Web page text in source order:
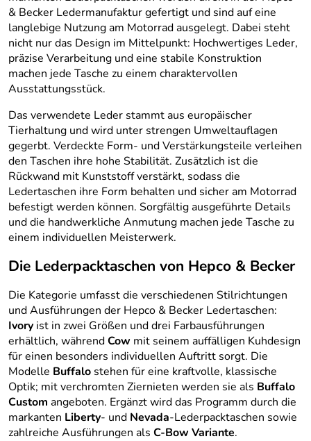
& Becker Ledermanufaktur gefertigt und sind auf eine
langlebige Nutzung am Motorrad ausgelegt. Dabei steht
nicht nur das Design im Mittelpunkt: Hochwertiges Leder,
präzise Verarbeitung und eine stabile Konstruktion
machen jede Tasche zu einem charaktervollen
Ausstattungsstück.
Das verwendete Leder stammt aus europäischer
Tierhaltung und wird unter strengen Umweltauflagen
gegerbt. Verdeckte Form- und Verstärkungsteile verleihen
den Taschen ihre hohe Stabilität. Zusätzlich ist die
Rückwand mit Kunststoff verstärkt, sodass die
Ledertaschen ihre Form behalten und sicher am Motorrad
befestigt werden können. Sorgfältig ausgeführte Details
und die handwerkliche Anmutung machen jede Tasche zu
einem individuellen Meisterwerk.
Die Lederpacktaschen von Hepco & Becker
Die Kategorie umfasst die verschiedenen Stilrichtungen
und Ausführungen der Hepco & Becker Ledertaschen:
Ivory ist in zwei Größen und drei Farbausführungen
erhältlich, währendCow mit seinem auffälligen Kuhdesign
für einen besonders individuellen Auftritt sorgt. Die
Modelle Buffalo stehen für eine kraftvolle, klassische
Optik; mit verchromten Ziernieten werden sie als Buffalo
Custom angeboten. Ergänzt wird das Programm durch die
markanten Liberty- und Nevada-Lederpacktaschen sowie
zahlreiche Ausführungen als C-Bow Variante.